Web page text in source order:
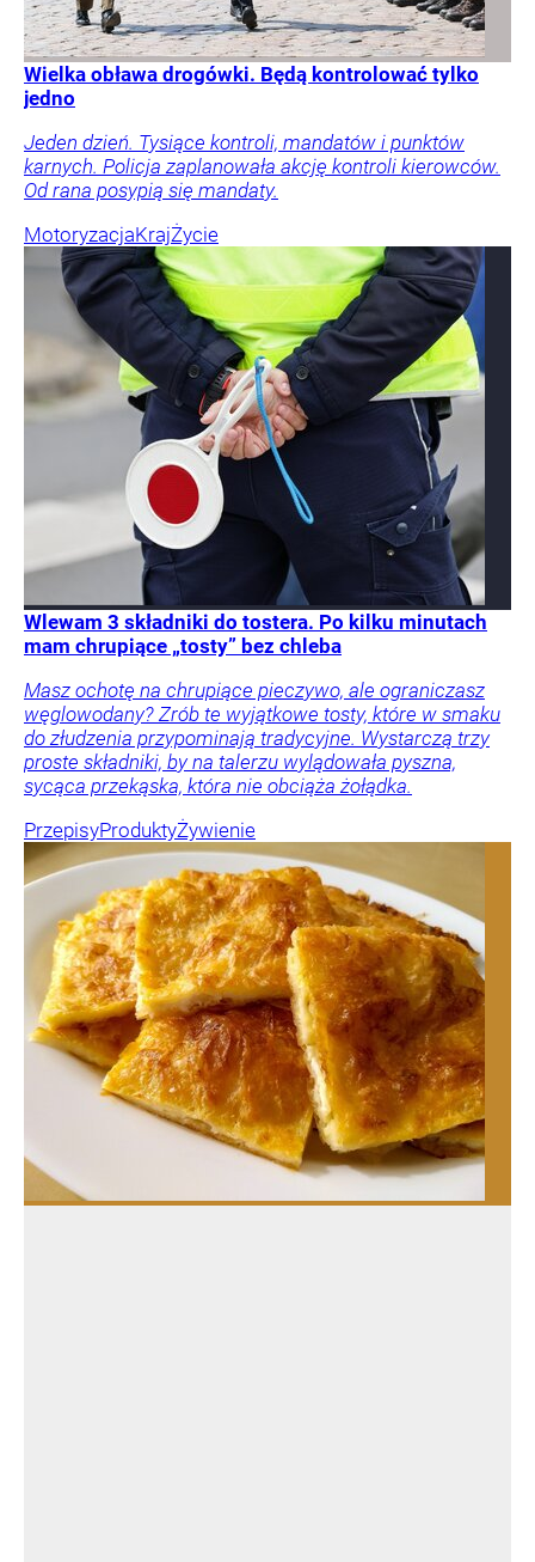
Wielka obława drogówki. Będą kontrolować tylko
jedno
Jeden dzień. Tysiące kontroli, mandatów i punktów
karnych. Policja zaplanowała akcję kontroli kierowców.
Od rana posypią się mandaty.
MotoryzacjaKrajŻycie
Wlewam 3 składniki do tostera. Po kilku minutach
mam chrupiące „tosty” bez chleba
Masz ochotę na chrupiące pieczywo, ale ograniczasz
węglowodany? Zrób te wyjątkowe tosty, które w smaku
do złudzenia przypominają tradycyjne. Wystarczą trzy
proste składniki, by na talerzu wylądowała pyszna,
sycąca przekąska, która nie obciąża żołądka.
PrzepisyProduktyŻywienie